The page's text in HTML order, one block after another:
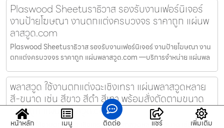
Plaswood Sheetนราธิวาส รองรับงานเฟอร์นิเจอร์
งานป้ายโฆษณา งานตกแต่งครบวงจร ราคาถูก แผ่นพ
ลาสวูด.com
Plaswood Sheetนราธิวาส รองรับงานเฟอร์นิเจอร์ งานป้ายโฆษณา งาน
ตกแต่งครบวงจร ราคาถูก แผ่นพลาสวูด.com —บริการจำหน่าย แผ่นพล
พลาสวูด ใช้งานตกแต่งฉะเชิงเทรา แผ่นพลาสวูดหลาย
สี-ขนาด เช่น สีขาว สีดำ สีเทา พร้อมสั่งตัดตามขนาด
ราคาถูก แผ่นพลาสวูด.com
พลาสวูด ใช้งานตกแต่งฉะเชิงเทรา แผ่นพลาสวูดหลายสี-ขนาด เช่น สีขาว
หน้าหลัก เมนู ติดต่อ แชร์ เพิ่มเติม